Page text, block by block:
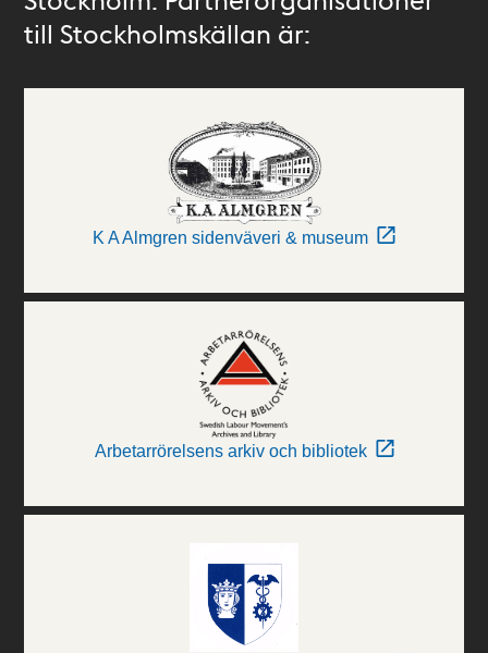
till Stockholmskällan är:
K A Almgren sidenväveri & museum
Arbetarrörelsens arkiv och bibliotek